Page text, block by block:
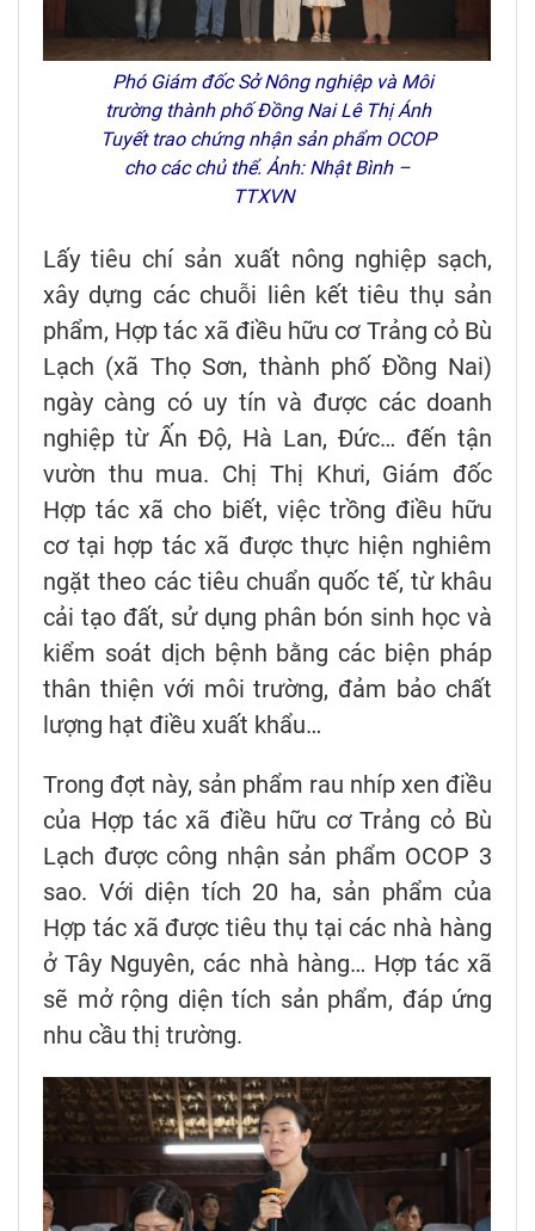
Phó Giám đốc Sở Nông nghiệp và Môi
trường thành phố Đồng Nai Lê Thị Ánh
Tuyết trao chứng nhận sản phẩm OCOP
cho các chủ thể. Ảnh: Nhật Bình –
TTXVN
Lấy tiêu chí sản xuất nông nghiệp sạch,
xây dựng các chuỗi liên kết tiêu thụ sản
phẩm, Hợp tác xã điều hữu cơ Trảng cỏ Bù
Lạch (xã Thọ Sơn, thành phố Đồng Nai)
ngày càng có uy tín và được các doanh
nghiệp từ Ấn Độ, Hà Lan, Đức… đến tận
vườn thu mua. Chị Thị Khưi, Giám đốc
Hợp tác xã cho biết, việc trồng điều hữu
cơ tại hợp tác xã được thực hiện nghiêm
ngặt theo các tiêu chuẩn quốc tế, từ khâu
cải tạo đất, sử dụng phân bón sinh học và
kiểm soát dịch bệnh bằng các biện pháp
thân thiện với môi trường, đảm bảo chất
lượng hạt điều xuất khẩu…
Trong đợt này, sản phẩm rau nhíp xen điều
của Hợp tác xã điều hữu cơ Trảng cỏ Bù
Lạch được công nhận sản phẩm OCOP 3
sao. Với diện tích 20 ha, sản phẩm của
Hợp tác xã được tiêu thụ tại các nhà hàng
ở Tây Nguyên, các nhà hàng… Hợp tác xã
sẽ mở rộng diện tích sản phẩm, đáp ứng
nhu cầu thị trường.